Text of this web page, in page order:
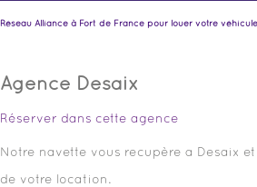
Réseau Alliance à Fort de France pour louer votre
Agence Desaix
Réserver dans cette agence
Notre navette vous recupère a Desaix
de votre location.